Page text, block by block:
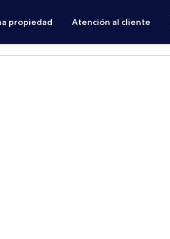
propiedad Atención al cliente